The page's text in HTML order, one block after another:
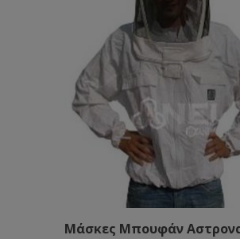
Μάσκες Μπουφάν